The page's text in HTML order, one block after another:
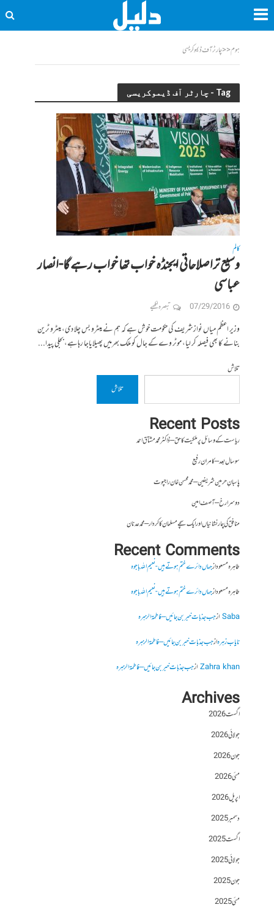
ہوم<<چارٹر آف ڈیموکریسی
Tag - چارٹر آف ڈیموکریسی
کالم
وسیع تراصلاحاتی ایجنڈہ خواب تھا خواب رہے گا-انصار
عباسی
07/29/2016 تبصرہ لکھیے
وزیر اعظم میاں نواز شریف کی حکومت خوش ہے کہ ہم نے میٹرو بس چلا دی، میٹرو ٹرین
بنانے کا بھی فیصلہ کر لیا، موٹر وےکے جال کو ملک بھرمیں پھیلایاجا رہاہے، بجلی پیدا...
تلاش
تلاش
Recent Posts
ریاست کے وسائل پر ملکیت کا حق – ڈاکٹر محمد مشتاق احمد
سو سال بعد – کامران رفیع
پاسبانِ حرمین شریفین – محمد محسن خان راجپوت
دوسرا رخ – آصف امین
منافق کی چار نشانیاں اور ایک سچے مسلمان کا کردار – محمد عدنان
Recent Comments
طاہرہ مسعودازجہاں دائرے ختم ہوتے ہیں- نعیم اللہ باجوہ
طاہرہ مسعودازجہاں دائرے ختم ہوتے ہیں- نعیم اللہ باجوہ
Sabaازجب جذبات خبر بن جائیں – فاطمۃالزہرہ
نایاب زہرہازجب جذبات خبر بن جائیں – فاطمۃالزہرہ
Zahra khanازجب جذبات خبر بن جائیں – فاطمۃالزہرہ
Archives
اگست 2026
جولائی 2026
جون 2026
مئی 2026
اپریل 2026
دسمبر 2025
اگست 2025
جولائی 2025
جون 2025
مئی 2025